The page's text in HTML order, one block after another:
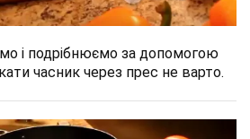
і подрібнюємо за допомогою
часник через прес не варто.